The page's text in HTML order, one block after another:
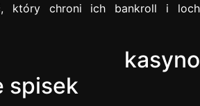
który chroni ich bankroll i loch
kasyno
spisek